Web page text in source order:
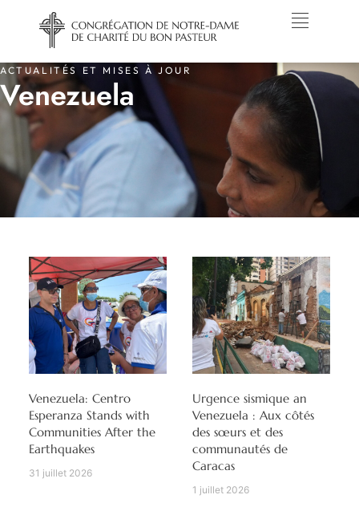
ACTUALITÉS ET MISES À JOUR
Venezuela
Venezuela: Centro
Esperanza Stands with
Communities After the
Earthquakes
31 juillet 2026
Urgence sismique an
Venezuela : Aux côtés
des sœurs et des
communautés de
Caracas
1 juillet 2026